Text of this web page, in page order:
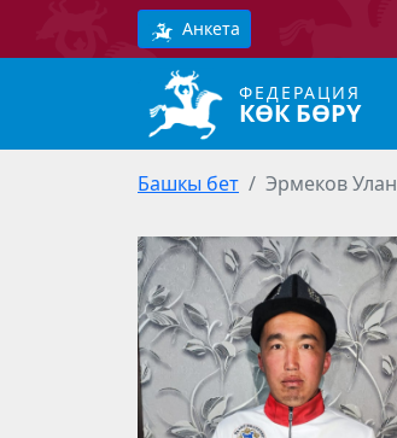
Анкета
ФЕДЕРАЦИЯ
КӨК БӨРҮ
Башкы бет Эрмеков Улан